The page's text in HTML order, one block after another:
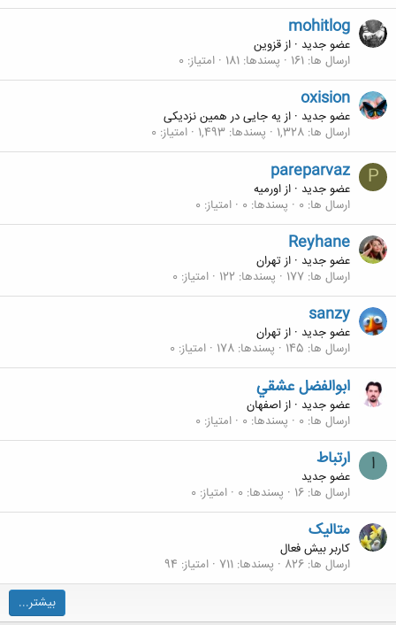
mohitlog
عضو جدید · ازقزوین
ارسال ها 161 پسندها 181 امتیاز 0
oxision
عضو جدید · از یه جایی در همین نزدیکی
ارسال ها 1,328 پسندها 1,493 امتیاز 0
P
pareparvaz
عضو جدید · ازاورمیه
ارسال ها 0 پسندها 0 امتیاز 0
Reyhane
عضو جدید · ازتهران
ارسال ها 177 پسندها 122 امتیاز 0
sanzy
عضو جدید · ازتهران
ارسال ها 145 پسندها 178 امتیاز 0
ابوالفضل عشقي
عضو جدید · ازاصفهان
ارسال ها 0 پسندها 0 امتیاز 0
ا ارتباط
عضو جدید
ارسال ها 16 پسندها 0 امتیاز 0
متالیک
کاربر بیش فعال
ارسال ها 826 پسندها 711 امتیاز 94
بیشتر...